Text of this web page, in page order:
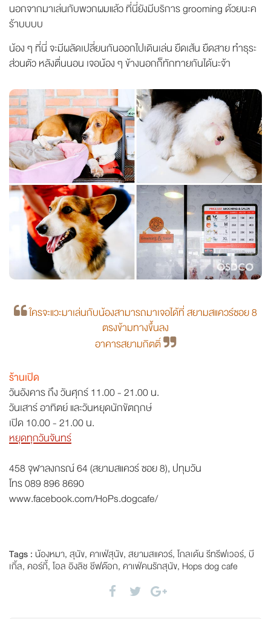
นอกจากมาเล่นกับพวกผมแล้ว ที่นี่ยังมีบริการ grooming ด้วยนะค
ร้าบบบบ
น้อง ๆ ที่นี่ จะมีผลัดเปลี่ยนกันออกไปเดินเล่น ยืดเส้น ยืดสาย ทำธุระ
ส่วนตัว หลังตื่นนอน เจอน้อง ๆ ข้างนอกก็ทักทายกันได้นะจ้า
ใครจะแวะมาเล่นกับน้องสามารถมาเจอได้ที่ สยามสแควร์ซอย 8
ตรงข้ามทางขึ้นลง
อาคารสยามกิตติ์
ร้านเปิด
วันอังคาร ถึง วันศุกร์ 11.00 - 21.00 น.
วันเสาร์ อาทิตย์ และวันหยุดนักขัตฤกษ์
เปิด 10.00 - 21.00 น.
หยุดทุกวันจันทร์
458 จุฬาลงกรณ์ 64 (สยามสแควร์ ซอย 8), ปทุมวัน
โทร089 896 8690
www.facebook.com/HoPs.dogcafe/
Tags : น้องหมา, สุนัข, คาเฟ่สุนัข, สยามสแควร์, โกลเด้น รีทรีฟเวอร์, บี
เกิ้ล, คอร์กี้, โอล อิงลิช ชีฟด๊อก, คาเฟ่คนรักสุนัข, Hops dog cafe